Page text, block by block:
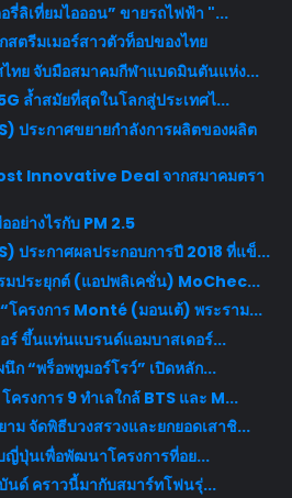
รี่ลิเที่ยมไอออน” ขายรถไฟฟ้า "...
ตรีมเมอร์สาวตัวท็อปของไทย
ไทย จับมือสมาคมกีฬาแบดมินตันแห่ง...
ล้ำสมัยที่สุดในโลกสู่ประเทศไ...
ประกาศขยายกำลังการผลิตของผลิต
Innovative Deal จากสมาคมตรา
อย่างไรกับ PM 2.5
ประกาศผลประกอบการปี 2018 ที่แข็...
มประยุกต์ (แอปพลิเคชั่น) MoChec...
โครงการ Monté (มอนเต้) พระราม...
ร์ ขึ้นแท่นแบรนด์แอมบาสเดอร์...
ก “พร็อพทูมอร์โรว์” เปิดหลัก...
ครงการ 9 ทำเลใกล้ BTS และ M...
ม จัดพิธีบวงสรวงและยกยอดเสาชิ...
ญี่ปุ่นเพื่อพัฒนาโครงการที่อย...
นด์ คราวนี้มากับสมาร์ทโฟนรุ่...